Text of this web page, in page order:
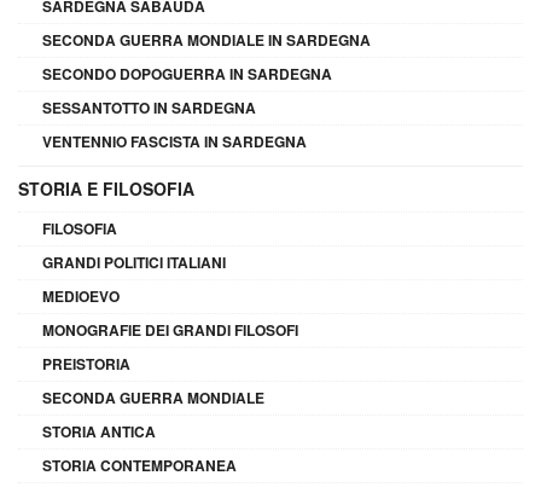
SARDEGNA SABAUDA
SECONDA GUERRA MONDIALE IN SARDEGNA
SECONDO DOPOGUERRA IN SARDEGNA
SESSANTOTTO IN SARDEGNA
VENTENNIO FASCISTA IN SARDEGNA
STORIA E FILOSOFIA
FILOSOFIA
GRANDI POLITICI ITALIANI
MEDIOEVO
MONOGRAFIE DEI GRANDI FILOSOFI
PREISTORIA
SECONDA GUERRA MONDIALE
STORIA ANTICA
STORIA CONTEMPORANEA